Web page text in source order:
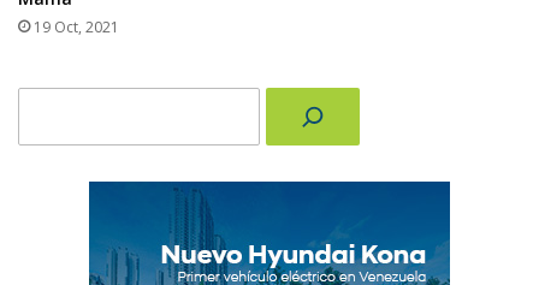
19 Oct, 2021